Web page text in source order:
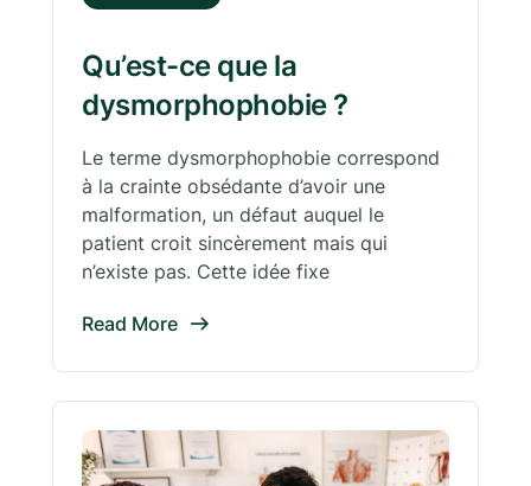
Qu’est-ce que la
dysmorphophobie ?
Le terme dysmorphophobie correspond
à la crainte obsédante d’avoir une
malformation, un défaut auquel le
patient croit sincèrement mais qui
n’existe pas. Cette idée fixe
Read More